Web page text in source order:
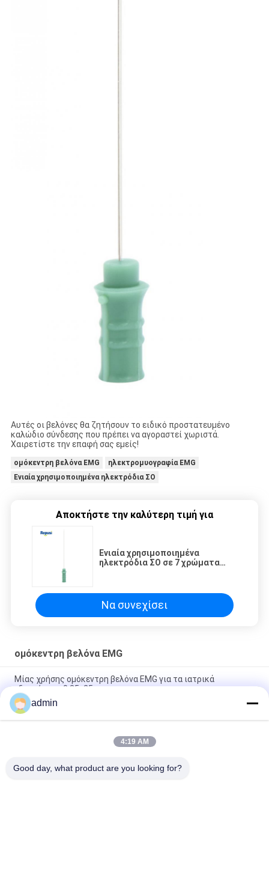
Αυτές οι βελόνες θα ζητήσουν το ειδικό προστατευμένο
καλώδιο σύνδεσης που πρέπει να αγοραστεί χωριστά.
Χαιρετίστε την επαφή σας εμείς!
ομόκεντρη βελόνα EMG
ηλεκτρομυογραφία EMG
Ενιαία χρησιμοποιημένα ηλεκτρόδια ΣΟ
Αποκτήστε την καλύτερη τιμή για
Ενιαία χρησιμοποιημένα
ηλεκτρόδια ΣΟ σε 7 χρώματα
Να συνεχίσει
ομόκεντρη βελόνα EMG
Μίας χρήσης ομόκεντρη βελόνα EMG για τα ιατρικά
εξαρτήματα 0.35x25mm
Ηλεκτρόδια EMG με βελόνα Στυλ συγκεντρωτικού
ηλεκτρόδου για εγγραφή και ανάλυση σήματος EMG
Μίας χρήσης ομόκεντρες αιχμηρότερες βελόνες Repusi EMG
admin
4:19 AM
Good day, what product are you looking for?